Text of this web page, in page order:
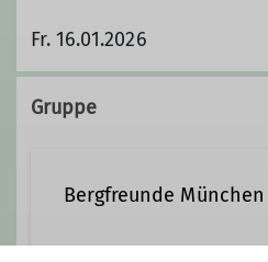
Fr. 16.01.2026
Gruppe
Bergfreunde München